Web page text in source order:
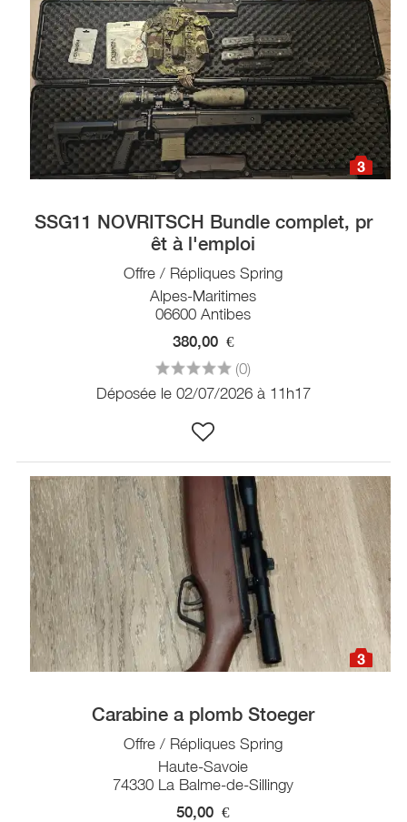
3
SSG11 NOVRITSCH Bundle complet, pr
êt à l'emploi
Offre / Répliques Spring
Alpes-Maritimes
06600 Antibes
380,00 €
(0)
Déposée le 02/07/2026 à 11h17
3
Carabine a plomb Stoeger
Offre / Répliques Spring
Haute-Savoie
74330 La Balme-de-Sillingy
50,00 €